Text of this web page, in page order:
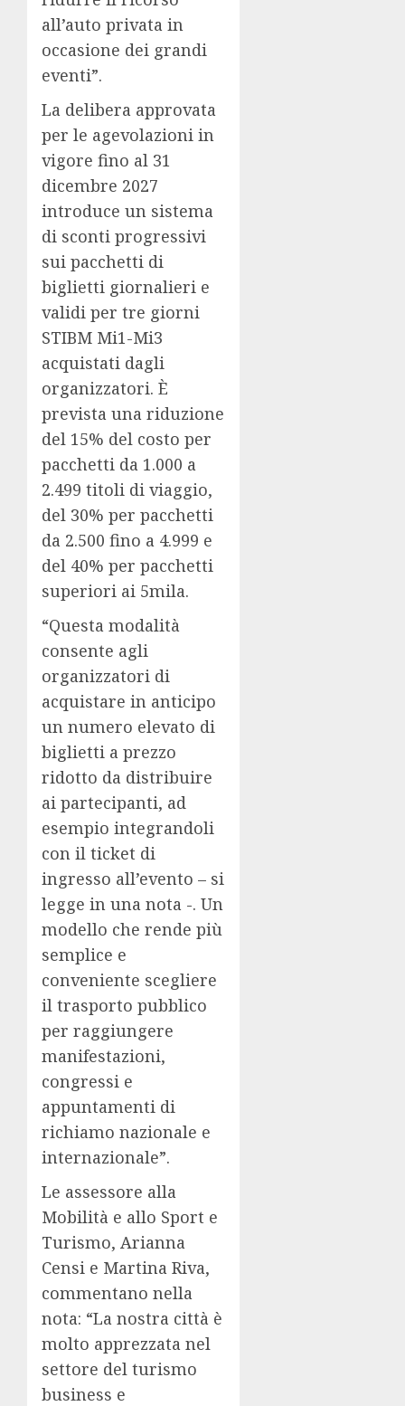
all’auto privata in
occasione dei grandi
eventi”.
La delibera approvata
per le agevolazioni in
vigore fino al 31
dicembre 2027
introduce un sistema
di sconti progressivi
sui pacchetti di
biglietti giornalieri e
validi per tre giorni
STIBM Mi1-Mi3
acquistati dagli
organizzatori. È
prevista una riduzione
del 15% del costo per
pacchetti da 1.000 a
2.499 titoli di viaggio,
del 30% per pacchetti
da 2.500 fino a 4.999 e
del 40% per pacchetti
superiori ai 5mila.
“Questa modalità
consente agli
organizzatori di
acquistare in anticipo
un numero elevato di
biglietti a prezzo
ridotto da distribuire
ai partecipanti, ad
esempio integrandoli
con il ticket di
ingresso all’evento – si
legge in una nota -. Un
modello che rende più
semplice e
conveniente scegliere
il trasporto pubblico
per raggiungere
manifestazioni,
congressi e
appuntamenti di
richiamo nazionale e
internazionale”.
Le assessore alla
Mobilità e allo Sport e
Turismo, Arianna
Censi e Martina Riva,
commentano nella
nota: “La nostra città è
molto apprezzata nel
settore del turismo
business e